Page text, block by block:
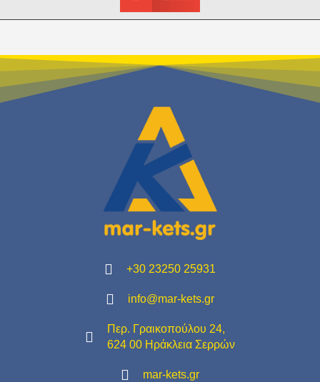
+30 23250 25931
info@mar-kets.gr
Περ. Γραικοπούλου 24,
624 00 Ηράκλεια Σερρών
mar-kets.gr